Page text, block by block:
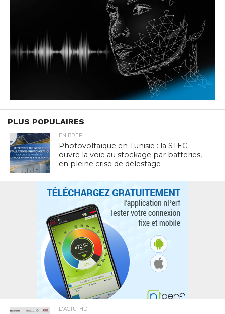
PLUS POPULAIRES
EN BREF
Photovoltaïque en Tunisie : la STEG
ouvre la voie au stockage par batteries,
en pleine crise de délestage
L'ACTUTHD